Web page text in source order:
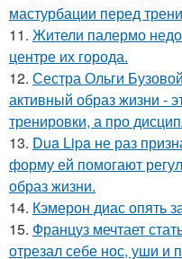
мастурбации перед
11. Жители палермо
центре их города.
12. Сестра Ольги
активный образ жизни -
тренировки, а про
13. Dua Lipa не раз
форму ей помогают
образ жизни.
14. Кэмерон диас опять
15. Француз мечтает
отрезал себе нос, уши и